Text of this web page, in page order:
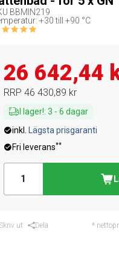
BBMIN219
+30 till +90 °C
26 642,44
RRP 46 430,89 kr
I lager!: 3 - 6 dagar
inkl.
Lägsta prisgaranti
Fri leverans**
ut Dela *